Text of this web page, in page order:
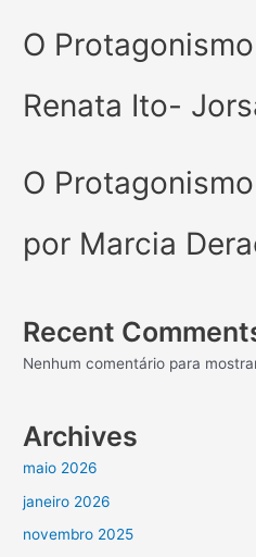
O
Renata Ito-
O
por Marcia
Recent
Nenhum comentário para
Archives
maio 2026
janeiro 2026
novembro 2025